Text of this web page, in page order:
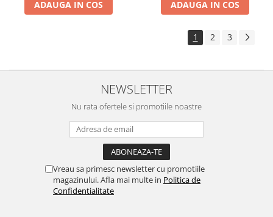
ADAUGA IN COS ADAUGA IN COS
1 2 3
NEWSLETTER
Nu rata ofertele si promotiile noastre
Vreau sa primesc newsletter cu promotiile
magazinului. Afla mai multe in Politica de
Confidentialitate